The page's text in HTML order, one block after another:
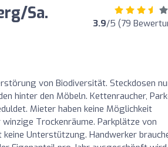
Sa.
3.9/5 (79
von Biodiversität. Steckdosen
hinter den Möbeln. Kettenraucher,
Mieter haben keine Möglichkeit
Trockenräume. Parkplätze von
Unterstützung. Handwerker